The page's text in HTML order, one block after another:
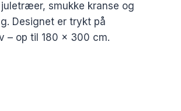
smukke kranse og
Designet er trykt på
– op til 180 x 300 cm.